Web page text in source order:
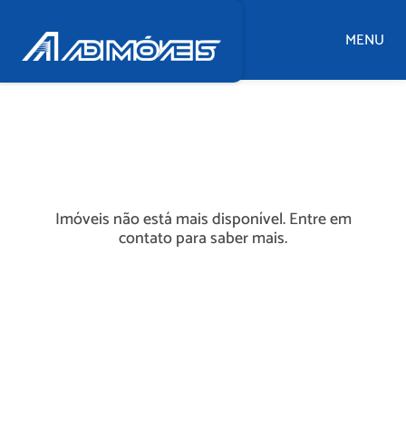
MENU
Imóveis não está mais disponível. Entre em
contato para saber mais.